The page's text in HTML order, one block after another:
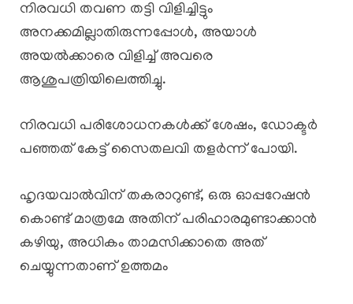
നിരവധി തവണ തട്ടി വിളിച്ചിട്ടും
അനക്കമില്ലാതിരുന്നപ്പോൾ, അയാൾ
അയൽക്കാരെ വിളിച്ച് അവരെ
ആശുപത്രിയിലെത്തിച്ചു.
നിരവധി പരിശോധനകൾക്ക് ശേഷം, ഡോക്ടർ
പഞ്ഞത് കേട്ട് സൈതലവി തളർന്ന് പോയി.
ഹൃദയവാൽവിന് തകരാറുണ്ട്, ഒരു ഓപ്പറേഷൻ
കൊണ്ട് മാത്രമേ അതിന് പരിഹാരമുണ്ടാക്കാൻ
കഴിയു, അധികം താമസിക്കാതെ അത്
ചെയ്യുന്നതാണ് ഉത്തമം